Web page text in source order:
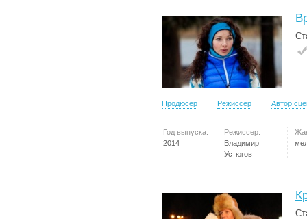
Продюсер Режиссер Автор
Год выпуска:
2014
Режиссер:
Владимир
Устюгов